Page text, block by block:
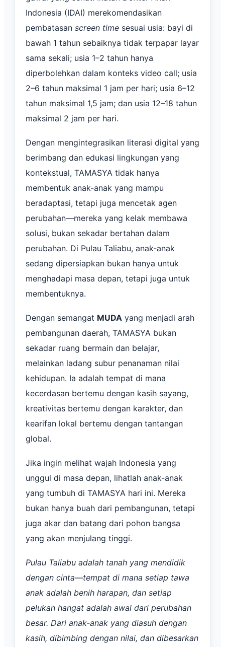
Indonesia (IDAI) merekomendasikan
pembatasan screen time sesuai usia: bayi di
bawah 1 tahun sebaiknya tidak terpapar layar
sama sekali; usia 1–2 tahun hanya
diperbolehkan dalam konteks video call; usia
2–6 tahun maksimal 1 jam per hari; usia 6–12
tahun maksimal 1,5 jam; dan usia 12–18 tahun
maksimal 2 jam per hari.
Dengan mengintegrasikan literasi digital yang
berimbang dan edukasi lingkungan yang
kontekstual, TAMASYA tidak hanya
membentuk anak-anak yang mampu
beradaptasi, tetapi juga mencetak agen
perubahan—mereka yang kelak membawa
solusi, bukan sekadar bertahan dalam
perubahan. Di Pulau Taliabu, anak-anak
sedang dipersiapkan bukan hanya untuk
menghadapi masa depan, tetapi juga untuk
membentuknya.
Dengan semangat MUDA yang menjadi arah
pembangunan daerah, TAMASYA bukan
sekadar ruang bermain dan belajar,
melainkan ladang subur penanaman nilai
kehidupan. Ia adalah tempat di mana
kecerdasan bertemu dengan kasih sayang,
kreativitas bertemu dengan karakter, dan
kearifan lokal bertemu dengan tantangan
global.
Jika ingin melihat wajah Indonesia yang
unggul di masa depan, lihatlah anak-anak
yang tumbuh di TAMASYA hari ini. Mereka
bukan hanya buah dari pembangunan, tetapi
juga akar dan batang dari pohon bangsa
yang akan menjulang tinggi.
Pulau Taliabu adalah tanah yang mendidik
dengan cinta—tempat di mana setiap tawa
anak adalah benih harapan, dan setiap
pelukan hangat adalah awal dari perubahan
besar. Dari anak-anak yang diasuh dengan
kasih, dibimbing dengan nilai, dan dibesarkan